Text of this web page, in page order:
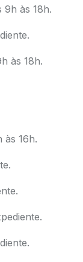
9h às 18h.
às 18h.
às 16h.